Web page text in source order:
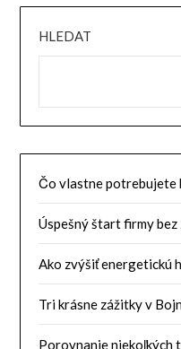
HLEDAT
Čo vlastne potrebujete
Úspešný štart firmy
Ako zvýšiť energetickú
Tri krásne zážitky v
Porovnanie niekoľkých